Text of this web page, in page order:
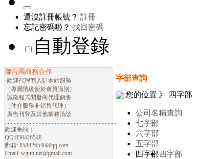
還沒註冊帳號？ 註冊
忘記密碼啦？ 找回密碼
自動登錄
聯合國商務合作
·歡迎代理商入駐本站服務
（專屬階級便於會員識別）
·誠徵程式開發商代理銷售
（仲介服務非銷售代理）
·廣告刊登及其他業務洽談
歡迎垂詢！
QQ:858426548
郵箱: 858426548@qq.com
Email: wgun.net@gmail.com
字部查詢
您的位置 》 四字部
公司名稱查詢
七字部
六字部
五字部
四字部 四字部